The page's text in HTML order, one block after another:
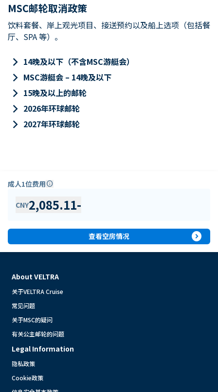
MSC邮轮取消政策
饮料套餐、岸上观光项目、接送预约以及船上选项（包括餐
厅、SPA 等）。
keyboard_arrow_right 14晚及以下（不含MSC游艇会）
keyboard_arrow_right MSC游艇会 – 14晚及以下
keyboard_arrow_right 15晚及以上的邮轮
keyboard_arrow_right 2026年环球邮轮
keyboard_arrow_right 2027年环球邮轮
成人1位费用info
CNY2,085.11-
查看空房情况 expand_circle_right
About VELTRA
关于VELTRA Cruise
常见问题
关于MSC的疑问
有关公主邮轮的问题
Legal Information
隐私政策
Cookie政策